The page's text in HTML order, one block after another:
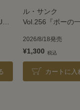
ル・サンク
Vol.256『ポーの一
2026/8/18発売
¥1,300
カートに入